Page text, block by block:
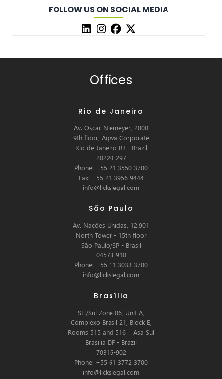
FOLLOW US ON SOCIAL MEDIA
Offices
Rio de Janeiro
Av. Oscar Niemeyer, 2000
9th floor, Aqwa Corporate
Rio de Janeiro RJ - Brazil
20220-297
Phone: +55 21 3550 3700
Fax: +55 21 3956 9444
info@lickslegal.com
São Paulo
Av. Nações Unidas, 12.901
North Tower - 15th floor
São Paulo/SP - Brasil
04578-910
Phone: +55 11 3033 3700
info@lickslegal.com
Brasília
SH/Sul Zone 06, Unit A,
Complexo Brasil 21, Block E,
Rooms 515 and 516 – Asa Sul
Brasilia DF - Brazil
70316-902
Phone: +55 61 3772 3700
info@lickslegal.com